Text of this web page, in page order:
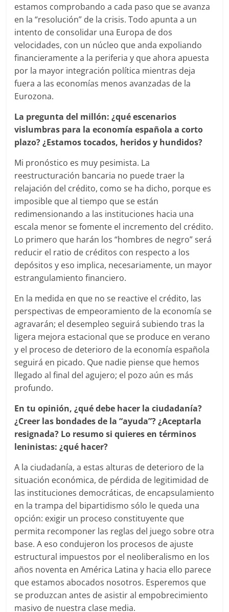
estamos comprobando a cada paso que se avanza
en la “resolución” de la crisis. Todo apunta a un
intento de consolidar una Europa de dos
velocidades, con un núcleo que anda expoliando
financieramente a la periferia y que ahora apuesta
por la mayor integración política mientras deja
fuera a las economías menos avanzadas de la
Eurozona.
La pregunta del millón: ¿qué escenarios
vislumbras para la economía española a corto
plazo? ¿Estamos tocados, heridos y hundidos?
Mi pronóstico es muy pesimista. La
reestructuración bancaria no puede traer la
relajación del crédito, como se ha dicho, porque es
imposible que al tiempo que se están
redimensionando a las instituciones hacia una
escala menor se fomente el incremento del crédito.
Lo primero que harán los “hombres de negro” será
reducir el ratio de créditos con respecto a los
depósitos y eso implica, necesariamente, un mayor
estrangulamiento financiero.
En la medida en que no se reactive el crédito, las
perspectivas de empeoramiento de la economía se
agravarán; el desempleo seguirá subiendo tras la
ligera mejora estacional que se produce en verano
y el proceso de deterioro de la economía española
seguirá en picado. Que nadie piense que hemos
llegado al final del agujero; el pozo aún es más
profundo.
En tu opinión, ¿qué debe hacer la ciudadanía?
¿Creer las bondades de la “ayuda”? ¿Aceptarla
resignada? Lo resumo si quieres en términos
leninistas: ¿qué hacer?
A la ciudadanía, a estas alturas de deterioro de la
situación económica, de pérdida de legitimidad de
las instituciones democráticas, de encapsulamiento
en la trampa del bipartidismo sólo le queda una
opción: exigir un proceso constituyente que
permita recomponer las reglas del juego sobre otra
base. A eso condujeron los procesos de ajuste
estructural impuestos por el neoliberalismo en los
años noventa en América Latina y hacia ello parece
que estamos abocados nosotros. Esperemos que
se produzcan antes de asistir al empobrecimiento
masivo de nuestra clase media.